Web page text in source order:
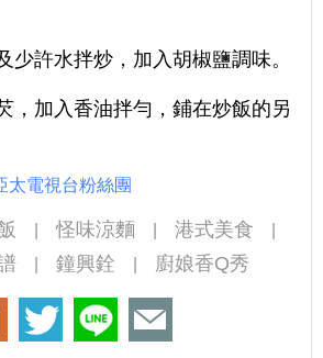
少許水拌炒，加入胡椒鹽調味。
，加入香油拌勻，鋪在炒飯的另
太電視台粉絲團
怪味涼麵 港式美食
鐘興銓 廚娘香Q秀